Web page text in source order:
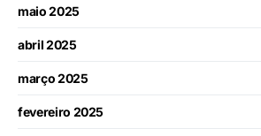
maio 2025
abril 2025
março 2025
fevereiro 2025